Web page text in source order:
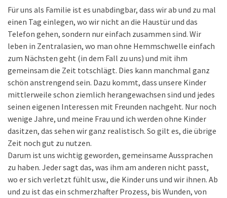
Für uns als Familie ist es unabdingbar, dass wir ab und zu mal
einen Tag einlegen, wo wir nicht an die Haustür und das
Telefon gehen, sondern nur einfach zusammen sind. Wir
leben in Zentralasien, wo man ohne Hemmschwelle einfach
zum Nächsten geht (in dem Fall zu uns) und mit ihm
gemeinsam die Zeit totschlägt. Dies kann manchmal ganz
schön anstrengend sein. Dazu kommt, dass unsere Kinder
mittlerweile schon ziemlich herangewachsen sind und jedes
seinen eigenen Interessen mit Freunden nachgeht. Nur noch
wenige Jahre, und meine Frau und ich werden ohne Kinder
dasitzen, das sehen wir ganz realistisch. So gilt es, die übrige
Zeit noch gut zu nutzen.
Darum ist uns wichtig geworden, gemeinsame Aussprachen
zu haben. Jeder sagt das, was ihm am anderen nicht passt,
wo er sich verletzt fühlt usw., die Kinder uns und wir ihnen. Ab
und zu ist das ein schmerzhafter Prozess, bis Wunden, von